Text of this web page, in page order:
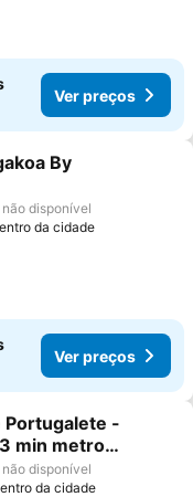
Ver preços
aos favoritos
By
disponível
da cidade
Ver preços
aos favoritos
Portugalete -
min metro
disponível
da cidade